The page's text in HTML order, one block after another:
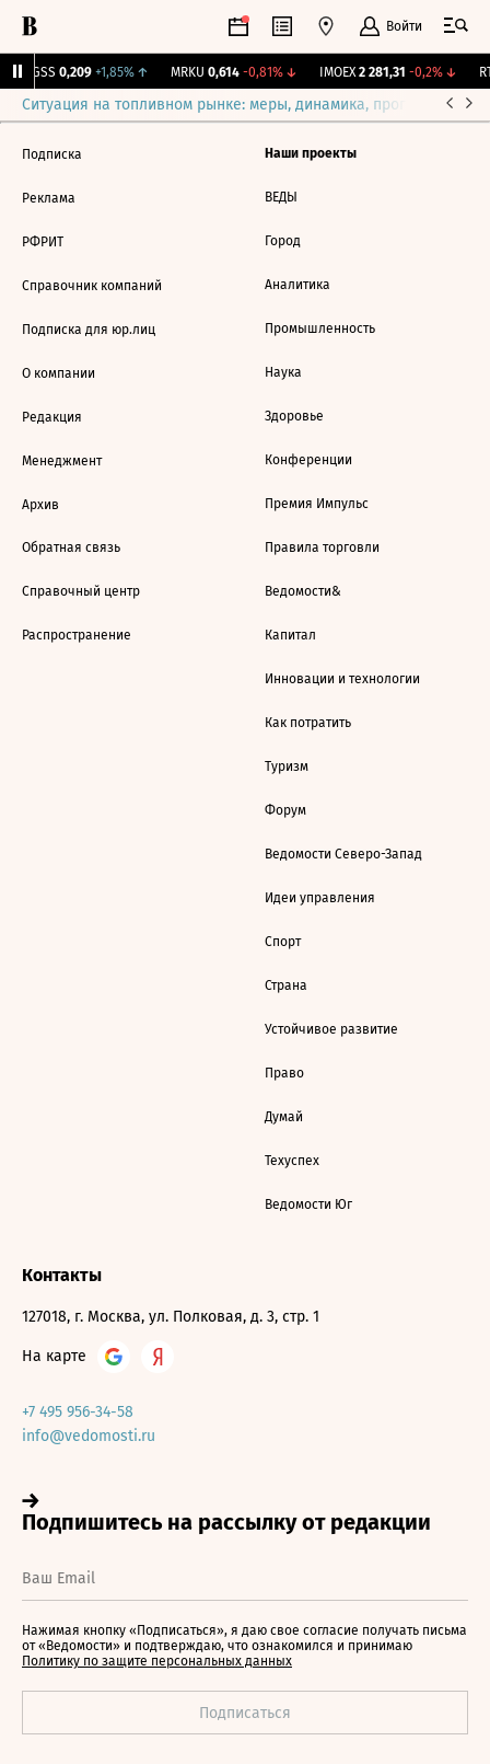
Войти
RGSS 0,209 +1,85%↑ MRKU 0,614 -0,81%↓ IMOEX 2 281,31 -0,2%↓
Ситуация на топливном рынке: меры, динамика, прогнозы
Подписка
Реклама
РФРИТ
Справочник компаний
Подписка для юр.лиц
О компании
Редакция
Менеджмент
Архив
Обратная связь
Справочный центр
Распространение
Наши проекты
ВЕДЫ
Город
Аналитика
Промышленность
Наука
Здоровье
Конференции
Премия Импульс
Правила торговли
Ведомости&
Капитал
Инновации и технологии
Как потратить
Туризм
Форум
Ведомости Северо-Запад
Идеи управления
Спорт
Страна
Устойчивое развитие
Право
Думай
Техуспех
Ведомости Юг
Контакты
127018, г. Москва, ул. Полковая, д. 3, стр. 1
На карте
+7 495 956-34-58
info@vedomosti.ru
Нажимая кнопку «Подписаться», я даю свое согласие получать письма
от «Ведомости» и подтверждаю, что ознакомился и принимаю
Политику по защите персональных данных